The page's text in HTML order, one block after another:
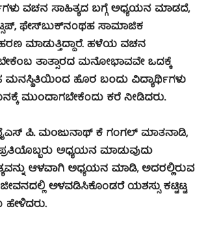
ವಚನ ಸಾಹಿತ್ಯದ ಬಗ್ಗೆ ಅಧ್ಯಯನ ಮಾಡದೆ,
ಫೇಸ್‍ಬುಕ್‍ನಂಥಹ ಸಾಮಾಜಿಕ
ಮಾಡುತ್ತಿದ್ದಾರೆ. ಹಳೆಯ ವಚನ
ತಾತ್ಸಾರದ ಮನೋಭಾವವೇ ಒದಕ್ಕೆ
ಹೊರ ಬಂದು ವಿದ್ಯಾರ್ಥಿಗಳು
ಮುಂದಾಗಬೇಕೆಂದು ಕರೆ ನೀಡಿದರು.
ಪಿ. ಮಂಜುನಾಥ್ ಕೆ ಗಂಗಲ್ ಮಾತನಾಡಿ,
ಅಧ್ಯಯನ ಮಾಡುವುದು
ಆಳವಾಗಿ ಅಧ್ಯಯನ ಮಾಡಿ, ಅದರಲ್ಲಿರುವ
ಅಳವಡಿಸಿಕೊಂಡರೆ ಯಶಸ್ಸು ಕಟ್ಟಿಟ್ಟ